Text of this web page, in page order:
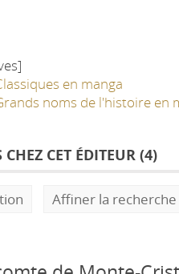
en manga
noms de l'histoire en
CET ÉDITEUR (4)
Affiner la recherche